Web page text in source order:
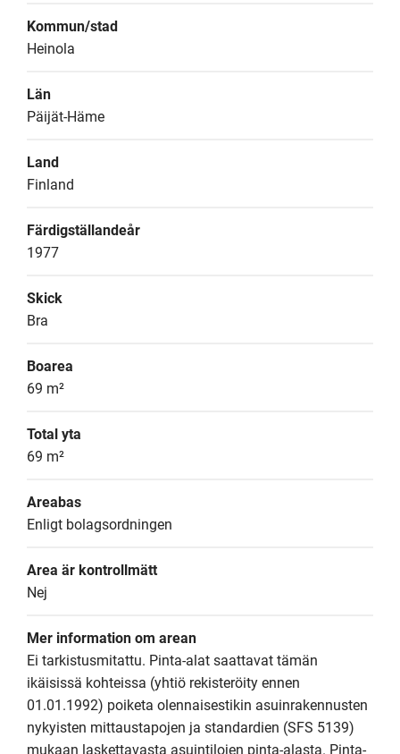
Kommun/stad
Heinola
Län
Päijät-Häme
Land
Finland
Färdigställandeår
1977
Skick
Bra
Boarea
69 m²
Total yta
69 m²
Areabas
Enligt bolagsordningen
Area är kontrollmätt
Nej
Mer information om arean
Ei tarkistusmitattu. Pinta-alat saattavat tämän
ikäisissä kohteissa (yhtiö rekisteröity ennen
01.01.1992) poiketa olennaisestikin asuinrakennusten
nykyisten mittaustapojen ja standardien (SFS 5139)
mukaan laskettavasta asuintilojen pinta-alasta. Pinta-